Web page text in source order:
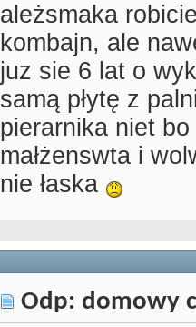
ależsmaka
kombajn, ale
juz sie 6 lat o
samą płytę z
pierarnika niet
małżenswta i
nie łaska
Odp: domowy